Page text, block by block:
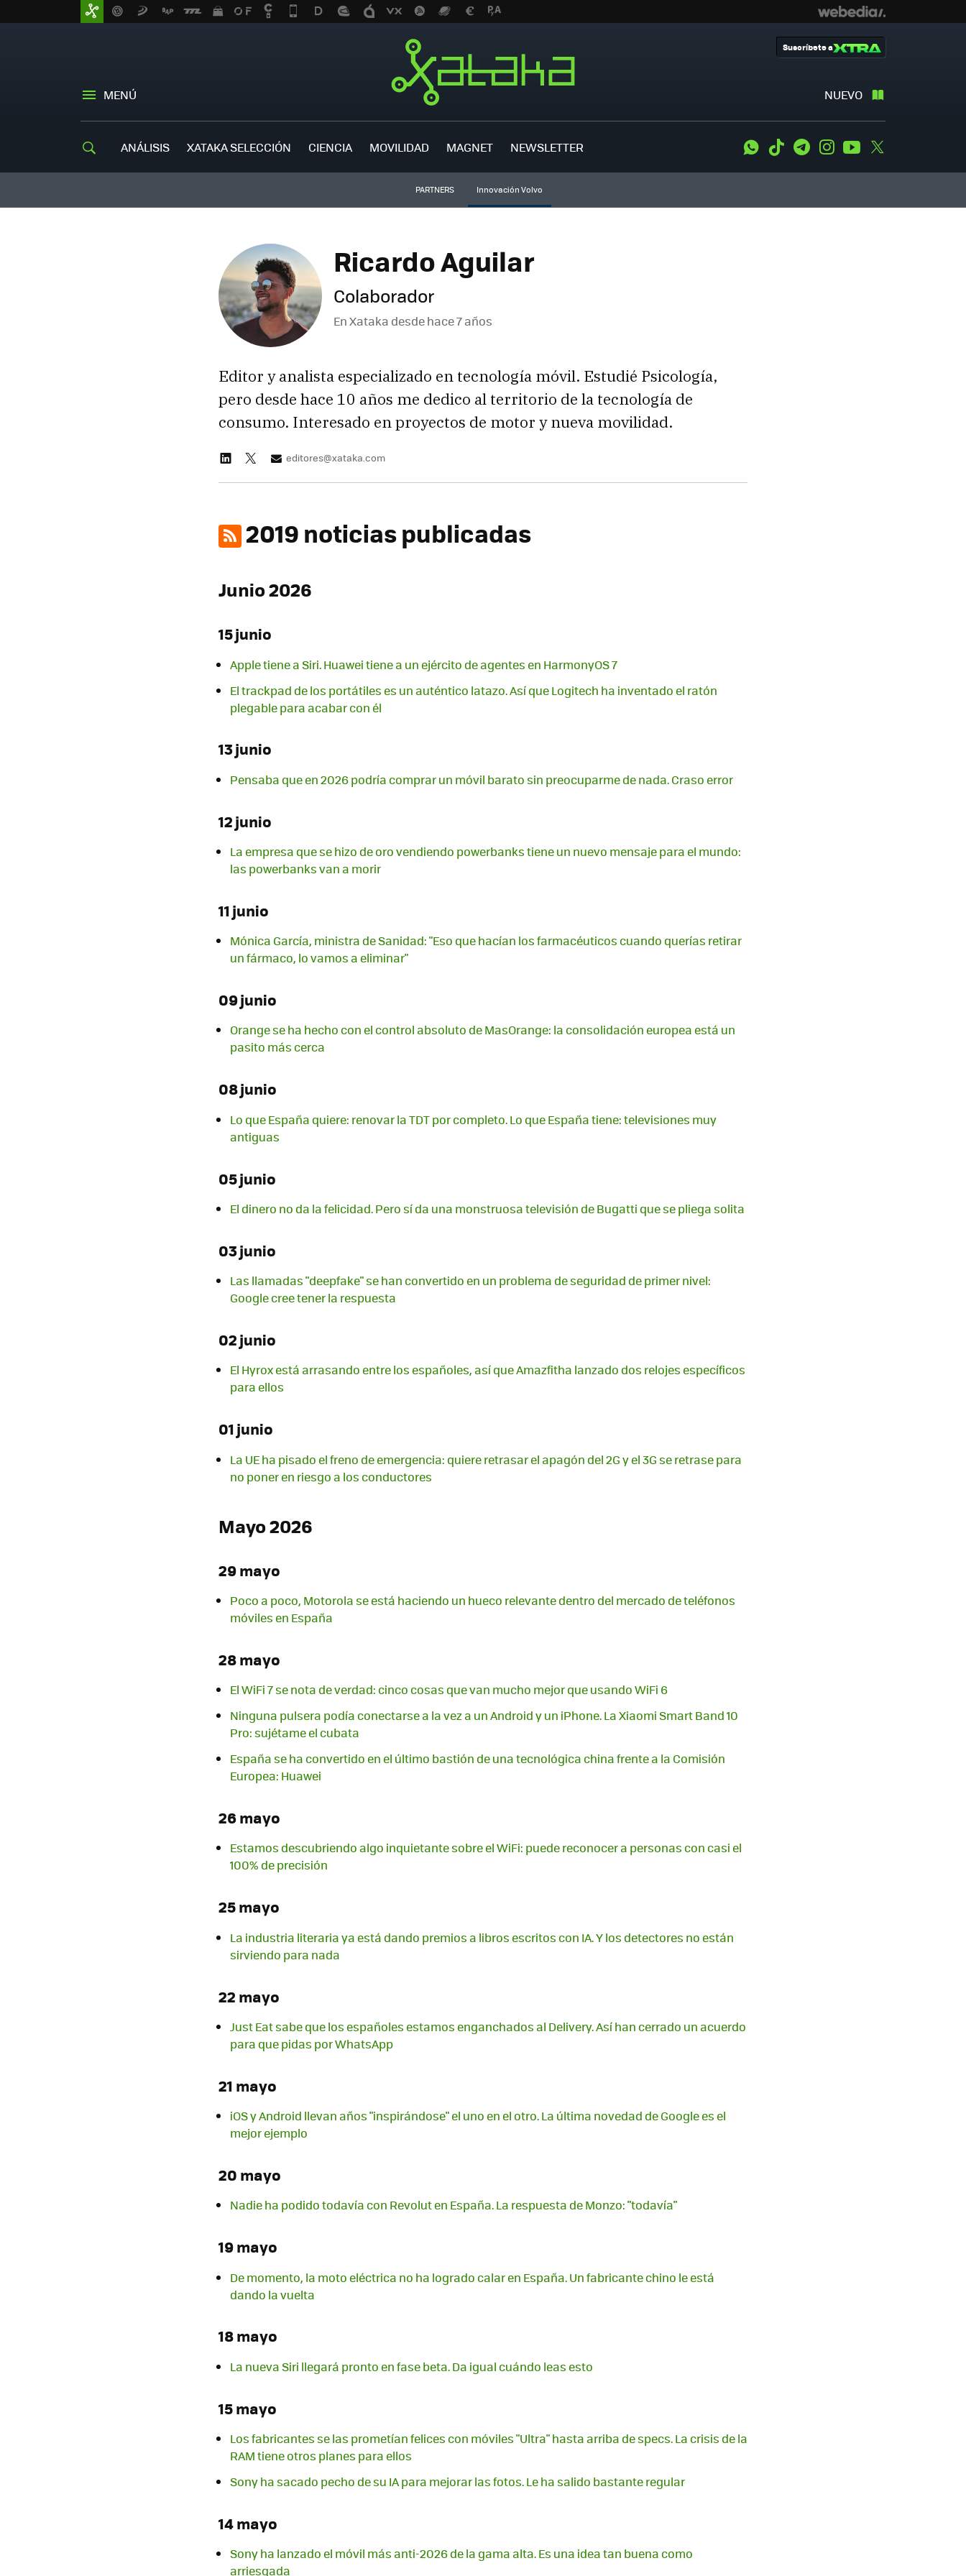
MENÚ NUEVO
Suscríbete a
ANÁLISIS XATAKA SELECCIÓN CIENCIA MOVILIDAD MAGNET NEWSLETTER WhatsApp
Tiktok TelegramInstagramYoutube
PARTNERS Innovación Volvo
Ricardo Aguilar
Colaborador
En Xataka desdehace 7 años
Editor y analista especializado en tecnología móvil. Estudié Psicología,
pero desde hace 10 años me dedico al territorio de la tecnología de
consumo. Interesado en proyectos de motor y nueva movilidad.
editores@xataka.com
2019 noticias publicadas
Junio 2026
15 junio
Apple tiene a Siri. Huawei tiene a un ejército de agentes en HarmonyOS 7
El trackpad de los portátiles es un auténtico latazo. Así que Logitech ha inventado el ratón
plegable para acabar con él
13 junio
Pensaba que en 2026 podría comprar un móvil barato sin preocuparme de nada. Craso error
12 junio
La empresa que se hizo de oro vendiendo powerbanks tiene un nuevo mensaje para el mundo:
las powerbanks van a morir
11 junio
Mónica García, ministra de Sanidad: "Eso que hacían los farmacéuticos cuando querías retirar
un fármaco, lo vamos a eliminar"
09 junio
Orange se ha hecho con el control absoluto de MasOrange: la consolidación europea está un
pasito más cerca
08 junio
Lo que España quiere: renovar la TDT por completo. Lo que España tiene: televisiones muy
antiguas
05 junio
El dinero no da la felicidad. Pero sí da una monstruosa televisión de Bugatti que se pliega solita
03 junio
Las llamadas "deepfake" se han convertido en un problema de seguridad de primer nivel:
Google cree tener la respuesta
02 junio
El Hyrox está arrasando entre los españoles, así que Amazfitha lanzado dos relojes específicos
para ellos
01 junio
La UE ha pisado el freno de emergencia: quiere retrasar el apagón del 2G y el 3G se retrase para
no poner en riesgo a los conductores
Mayo 2026
29 mayo
Poco a poco, Motorola se está haciendo un hueco relevante dentro del mercado de teléfonos
móviles en España
28 mayo
El WiFi 7 se nota de verdad: cinco cosas que van mucho mejor que usando WiFi 6
Ninguna pulsera podía conectarse a la vez a un Android y un iPhone. La Xiaomi Smart Band 10
Pro: sujétame el cubata
España se ha convertido en el último bastión de una tecnológica china frente a la Comisión
Europea: Huawei
26 mayo
Estamos descubriendo algo inquietante sobre el WiFi: puede reconocer a personas con casi el
100% de precisión
25 mayo
La industria literaria ya está dando premios a libros escritos con IA. Y los detectores no están
sirviendo para nada
22 mayo
Just Eat sabe que los españoles estamos enganchados al Delivery. Así han cerrado un acuerdo
para que pidas por WhatsApp
21 mayo
iOS y Android llevan años "inspirándose" el uno en el otro. La última novedad de Google es el
mejor ejemplo
20 mayo
Nadie ha podido todavía con Revolut en España. La respuesta de Monzo: "todavía"
19 mayo
De momento, la moto eléctrica no ha logrado calar en España. Un fabricante chino le está
dando la vuelta
18 mayo
La nueva Siri llegará pronto en fase beta. Da igual cuándo leas esto
15 mayo
Los fabricantes se las prometían felices con móviles "Ultra" hasta arriba de specs. La crisis de la
RAM tiene otros planes para ellos
Sony ha sacado pecho de su IA para mejorar las fotos. Le ha salido bastante regular
14 mayo
Sony ha lanzado el móvil más anti-2026 de la gama alta. Es una idea tan buena como
arriesgada